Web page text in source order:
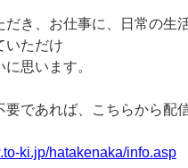
だき、お仕事に、日常の生
いただけ
思います。
要であれば、こちらから配
ki.jp/hatakenaka/info.asp